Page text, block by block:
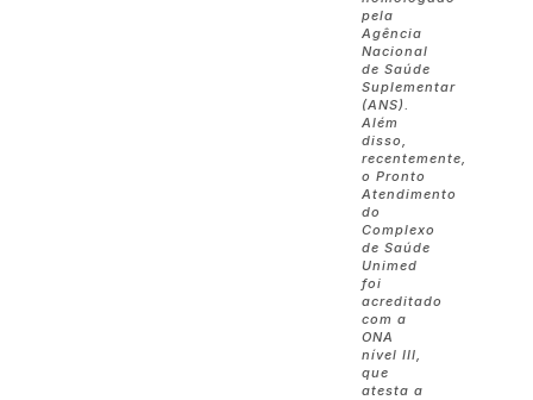
pela
Agência
Nacional
de Saúde
Suplementar
(ANS).
Além
disso,
recentemente,
o Pronto
Atendimento
do
Complexo
de Saúde
Unimed
foi
acreditado
com a
ONA
nível III,
que
atesta a